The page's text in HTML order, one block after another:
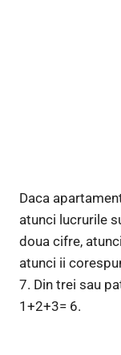
Daca
atunci lucrurile
doua cifre,
atunci ii
7. Din trei sau
1+2+3= 6.